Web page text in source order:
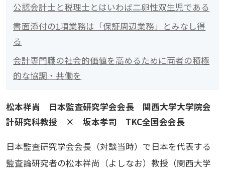
公認会計士と税理士とはいわば二卵性双生児である
書面添付の1項業務は「保証周辺業務」とみなし得
る
会計専門職の社会的価値を高めるために両者の積極
的な協調・共働を
松本祥尚 日本監査研究学会会長 関西大学大学院会
計研究科教授 × 坂本孝司 TKC全国会会長
日本監査研究学会会長（対談当時）で日本を代表する
監査論研究者の松本祥尚（よしなお）教授（関西大学